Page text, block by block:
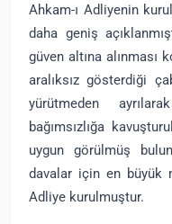
Ahkam-ı Adliyenin
daha geniş
güven altına alınması
aralıksız gösterdiği
yürütmeden
bağımsızlığa
uygun görülmüş
davalar için en büyük
Adliye kurulmuştur.